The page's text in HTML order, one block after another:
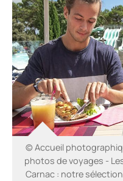
© Accueil
photos de voyages -
Carnac : notre